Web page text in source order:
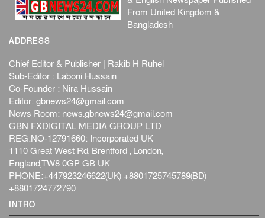
From United Kingdom &
Bangladesh
ADDRESS
Chief Editor & Publisher | Rakib H Ruhel
Sub-Editor : Laboni Hussain
Co-Founder : Nira Hussain
Editor: gbnews24@gmail.com
News Room: news.gbnews24@gmail.com
GBN FXDIGITAL MEDIA GROUP LTD
REG:NO-12791660: Incorporated UK
1110 Great West Rd, Brentford , London,
England,TW8 0GP GB UK
PHONE:+447923246622(UK) +8801725745789(BD)
+8801724772790
INTRO